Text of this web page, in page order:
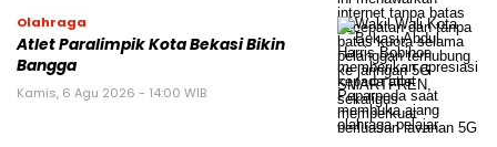
Olahraga
Atlet Paralimpik Kota Bekasi Bikin
Bangga
Kamis, 6 Agu 2026 - 14:00 WIB